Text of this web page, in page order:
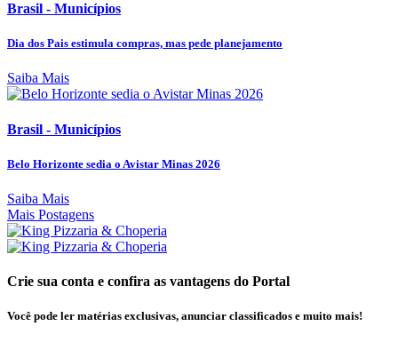
Brasil - Municípios
Dia dos Pais estimula compras, mas pede planejamento
Saiba Mais
Brasil - Municípios
Belo Horizonte sedia o Avistar Minas 2026
Saiba Mais
Mais Postagens
Crie sua conta e confira as vantagens do Portal
Você pode ler matérias exclusivas, anunciar classificados e muito mais!